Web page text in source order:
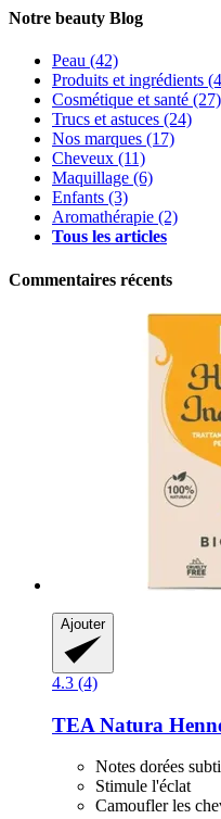
Notre beauty Blog
Peau (42)
Produits et ingrédients
Cosmétique et santé (27)
Trucs et astuces (24)
Nos marques (17)
Cheveux (11)
Maquillage (6)
Enfants (3)
Aromathérapie (2)
Tous les articles
Commentaires récents
Ajouter
4.3 (4)
TEA Natura
Notes dorées
Stimule l'éclat
Camoufler les